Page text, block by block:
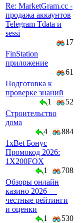
Re: MarketGram.cc -
продажа аккаунтов
Telegram Tdata и
sessi
17
FinStation
приложение
61
Подготовка к
проверке знаний
1
52
Строительство
дома
4
884
1xBet Бонус
Промокод 2026:
1X200FOX
1
708
Обзоры онлайн
казино 2026 —
честные рейтинги
и оценки
1
530